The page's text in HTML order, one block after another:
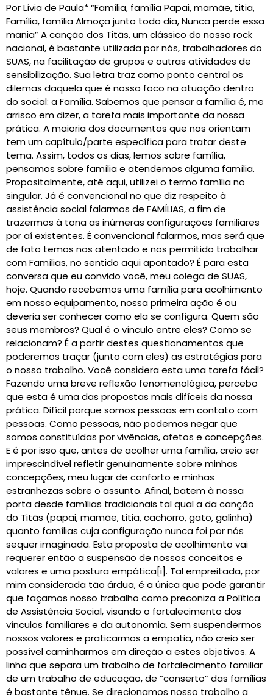
Por Lívia de Paula* “Família, família Papai, mamãe, titia,
Família, família Almoça junto todo dia, Nunca perde essa
mania” A canção dos Titãs, um clássico do nosso rock
nacional, é bastante utilizada por nós, trabalhadores do
SUAS, na facilitação de grupos e outras atividades de
sensibilização. Sua letra traz como ponto central os
dilemas daquela que é nosso foco na atuação dentro
do social: a Família. Sabemos que pensar a família é, me
arrisco em dizer, a tarefa mais importante da nossa
prática. A maioria dos documentos que nos orientam
tem um capítulo/parte específica para tratar deste
tema. Assim, todos os dias, lemos sobre família,
pensamos sobre família e atendemos alguma família.
Propositalmente, até aqui, utilizei o termo família no
singular. Já é convencional no que diz respeito à
assistência social falarmos de FAMÍLIAS, a fim de
trazermos à tona as inúmeras configurações familiares
por aí existentes. É convencional falarmos, mas será que
de fato temos nos atentado e nos permitido trabalhar
com Famílias, no sentido aqui apontado? É para esta
conversa que eu convido você, meu colega de SUAS,
hoje. Quando recebemos uma família para acolhimento
em nosso equipamento, nossa primeira ação é ou
deveria ser conhecer como ela se configura. Quem são
seus membros? Qual é o vínculo entre eles? Como se
relacionam? É a partir destes questionamentos que
poderemos traçar (junto com eles) as estratégias para
o nosso trabalho. Você considera esta uma tarefa fácil?
Fazendo uma breve reflexão fenomenológica, percebo
que esta é uma das propostas mais difíceis da nossa
prática. Difícil porque somos pessoas em contato com
pessoas. Como pessoas, não podemos negar que
somos constituídas por vivências, afetos e concepções.
E é por isso que, antes de acolher uma família, creio ser
imprescindível refletir genuinamente sobre minhas
concepções, meu lugar de conforto e minhas
estranhezas sobre o assunto. Afinal, batem à nossa
porta desde famílias tradicionais tal qual a da canção
do Titãs (papai, mamãe, titia, cachorro, gato, galinha)
quanto famílias cuja configuração nunca foi por nós
sequer imaginada. Esta proposta de acolhimento vai
requerer então a suspensão de nossos conceitos e
valores e uma postura empática[i]. Tal empreitada, por
mim considerada tão árdua, é a única que pode garantir
que façamos nosso trabalho como preconiza a Política
de Assistência Social, visando o fortalecimento dos
vínculos familiares e da autonomia. Sem suspendermos
nossos valores e praticarmos a empatia, não creio ser
possível caminharmos em direção a estes objetivos. A
linha que separa um trabalho de fortalecimento familiar
de um trabalho de educação, de “conserto” das famílias
é bastante tênue. Se direcionamos nosso trabalho a